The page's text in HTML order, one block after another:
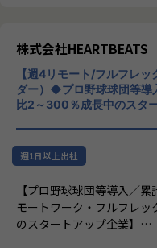
に問題を抱えるようなこと
い。また、代表との距離
する理由です。代表には
い」という思いがあり、エ
【業務の変更の範囲】
社内の定める業務
・DX戦略を立案し提案した
・仮説プランニング、課題
ー作成）経験
・システム上流PM経験（
ど）
★各種DXに関する資格があ
デジタルトランスフォーメ
SAP、Salesforce、AWS
ITコーディネータ試験、IT
持てる世界をつくる」をミ
事業などファンビジネスに
プ企業です。主力である
とクリエイティブの力で
み出し、新しい価値をコ
のファンの皆様と一緒に
す。
フロントエンド領域の開
主な業務の一例として以
て様々な業務にチャレンジ
株式会社HEARTBEATS
【週4リモート/フルフレ
ダー）◆プロ野球球団等導
比2～300％成長中のスタ
週1日以上出社
【プロ野球球団等導入／
モートワーク・フルフレ
のスタートアップ企業】